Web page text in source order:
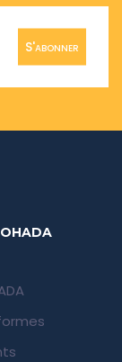
S'abonner